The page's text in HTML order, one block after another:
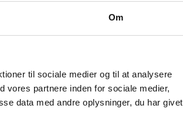
Om
til sociale medier og til at analysere
vores partnere inden for sociale medier,
data med andre oplysninger, du har givet
31.464
140,1 135,4 129,4